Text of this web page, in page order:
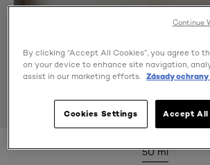
50 ml
By clicking “Accept All Cookies”, you agree to
on your device to enhance site navigation,
assist in our marketing efforts.
Zásady
Cookies Settings Accept All
Continue